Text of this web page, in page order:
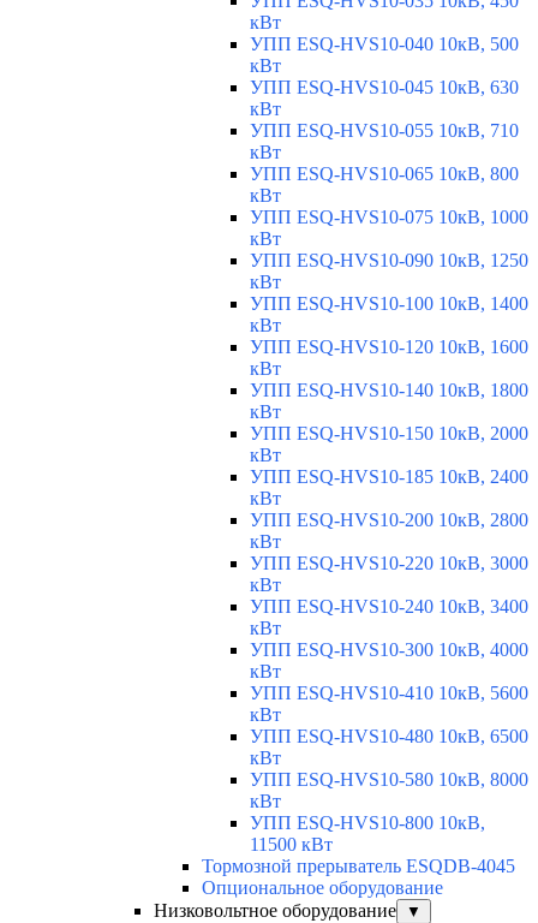
кВт
УПП ESQ-HVS10-040 10кВ, 500
кВт
УПП ESQ-HVS10-045 10кВ, 630
кВт
УПП ESQ-HVS10-055 10кВ, 710
кВт
УПП ESQ-HVS10-065 10кВ, 800
кВт
УПП ESQ-HVS10-075 10кВ, 1000
кВт
УПП ESQ-HVS10-090 10кВ, 1250
кВт
УПП ESQ-HVS10-100 10кВ, 1400
кВт
УПП ESQ-HVS10-120 10кВ, 1600
кВт
УПП ESQ-HVS10-140 10кВ, 1800
кВт
УПП ESQ-HVS10-150 10кВ, 2000
кВт
УПП ESQ-HVS10-185 10кВ, 2400
кВт
УПП ESQ-HVS10-200 10кВ, 2800
кВт
УПП ESQ-HVS10-220 10кВ, 3000
кВт
УПП ESQ-HVS10-240 10кВ, 3400
кВт
УПП ESQ-HVS10-300 10кВ, 4000
кВт
УПП ESQ-HVS10-410 10кВ, 5600
кВт
УПП ESQ-HVS10-480 10кВ, 6500
кВт
УПП ESQ-HVS10-580 10кВ, 8000
кВт
УПП ESQ-HVS10-800 10кВ,
11500 кВт
Тормозной прерыватель ESQDB-4045
Опциональное оборудование
Низковольтное оборудование
▼